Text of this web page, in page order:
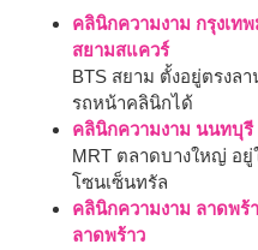
คลินิกความงาม กรุงเท
สยามสแควร์
BTS สยาม ตั้งอยู่ตรงล
รถหน้าคลินิกได้
คลินิกความงาม นนทบุรี
MRT ตลาดบางใหญ่ อยู่
โซนเซ็นทรัล
คลินิกความงาม ลาดพร้
ลาดพร้าว